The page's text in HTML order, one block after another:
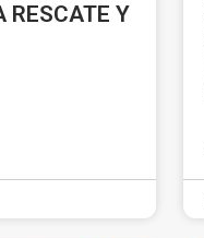
RESCATE Y